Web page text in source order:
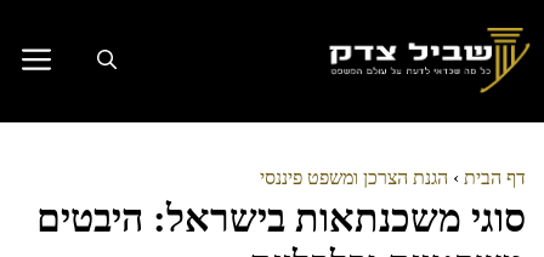
לתוכן
דף הבית › הגנת הצרכן ומשפט פיננסי
סוגי משכנתאות בישראל: היבטים